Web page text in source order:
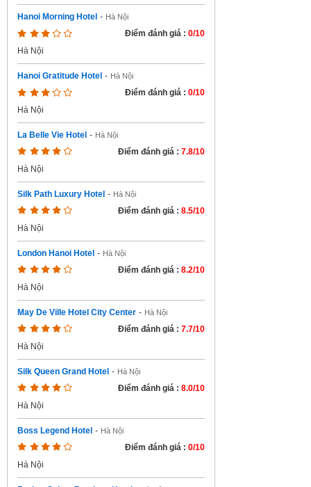
Hanoi Morning Hotel - Hà Nội
Điểm đánh giá : 0/10
Hà Nội
Hanoi Gratitude Hotel - Hà Nội
Điểm đánh giá : 0/10
Hà Nội
La Belle Vie Hotel - Hà Nội
Điểm đánh giá : 7.8/10
Hà Nội
Silk Path Luxury Hotel - Hà Nội
Điểm đánh giá : 8.5/10
Hà Nội
London Hanoi Hotel - Hà Nội
Điểm đánh giá : 8.2/10
Hà Nội
May De Ville Hotel City Center - Hà Nội
Điểm đánh giá : 7.7/10
Hà Nội
Silk Queen Grand Hotel - Hà Nội
Điểm đánh giá : 8.0/10
Hà Nội
Boss Legend Hotel - Hà Nội
Điểm đánh giá : 0/10
Hà Nội